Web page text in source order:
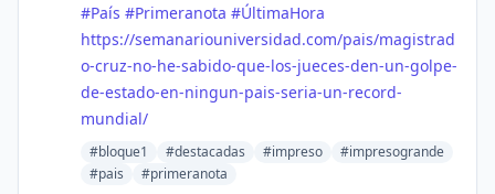
#País #Primeranota #ÚltimaHora
https://semanariouniversidad.com/pais/magistrad
o-cruz-no-he-sabido-que-los-jueces-den-un-golpe-
de-estado-en-ningun-pais-seria-un-record-
mundial/
#bloque1 #destacadas #impreso
#impresogrande
#pais
#primeranota